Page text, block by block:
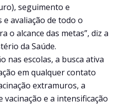
seguimento e
avaliação de todo o
o alcance das metas”, diz a
da Saúde.
nas escolas, a busca ativa
em qualquer contato
extramuros, a
vacinação e a intensificação